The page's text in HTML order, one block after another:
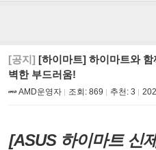
[공지] [하이마트] 하이마트와
벽한 부드러움!
AMD운영자 조회: 869 추천: 3
[ASUS 하이마트 신